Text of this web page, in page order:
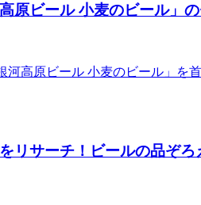
原ビール 小麦のビール」
河高原ビール 小麦のビール」
リサーチ！ビールの品ぞろ